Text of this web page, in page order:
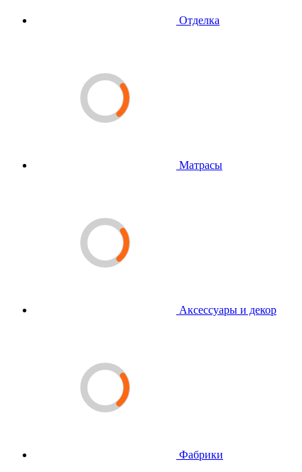
Отделка
Матрасы
Аксессуары и декор
Фабрики